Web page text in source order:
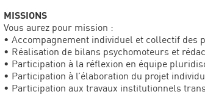
MISSIONS
Vous aurez pour mission :
• Accompagnement individuel et collectif des
• Réalisation de bilans psychomoteurs et
• Participation à la réflexion en équipe
• Participation à l’élaboration du projet
• Participation aux travaux institutionnels